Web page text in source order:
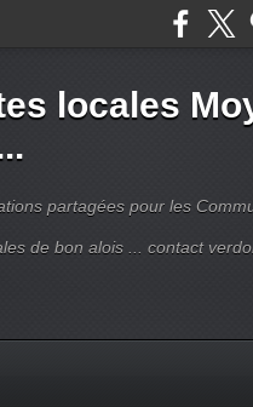
locales
partagées pour les
de bon alois ... contact